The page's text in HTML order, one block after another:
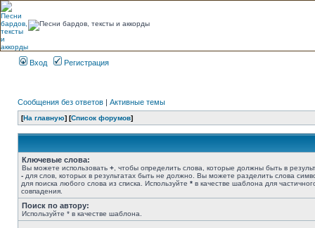
Вход Регистрация
Сообщения без ответов | Активные темы
[На главную] [Список форумов]
Ключевые слова:
Вы можете использовать + , чтобы определить слова, которые должны быть в
- для слов, которых в результатах быть не должно. Вы можете разделить слова
для поиска любого слова из списка. Используйте * в качестве шаблона для
совпадения.
Поиск по автору:
Используйте * в качестве шаблона.